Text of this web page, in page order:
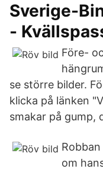
Sverige-
-
Före-
se större bilder.
klicka på länken
smakar på gump,
om